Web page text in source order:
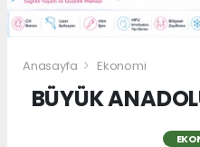
Anasayfa Ekonomi
BÜYÜK